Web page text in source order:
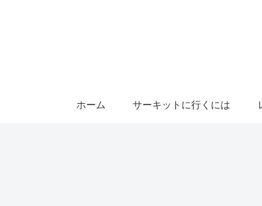
ホーム サーキットに行くには